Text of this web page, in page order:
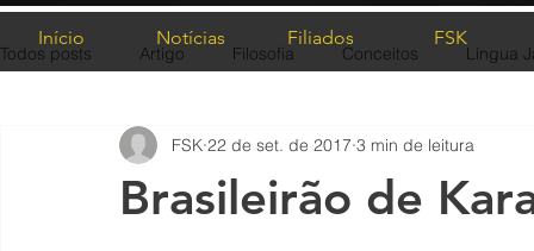
Todos posts Artigo Filosofia Conceitos Língua
Brasileirão de
FSK 22 de set. de 2017 3 min de leitura
Início Notícias Filiados FSK